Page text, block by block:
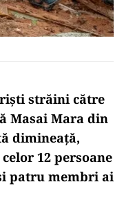
străini către
Masai Mara din
dimineață,
12 persoane
patru membri ai